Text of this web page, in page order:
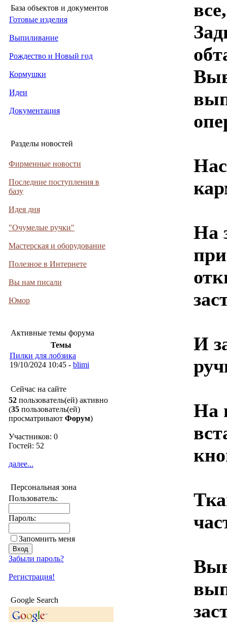
База объектов и документов
Готовые изделия
Выпиливание
Рождество и Новый год
Кормушки
Идеи
Документация
Разделы новостей
Фирменные новости
Последние поступления в
базу
Идея дня
"Очумелые ручки"
Мастерская и оборудование
Полезное в Интернете
Вы нам писали
Юмор
Активные темы форума
Темы
Пилки для лобзика
19/10/2024 10:45 - blimi
Сейчас на сайте
52 пользователь(ей) активно
(35 пользователь(ей)
просматривают Форум)
Участников: 0
Гостей: 52
далее...
Персональная зона
Пользователь:
Пароль:
Запомнить меня
Забыли пароль?
Регистрация!
Google Search
На
И
На